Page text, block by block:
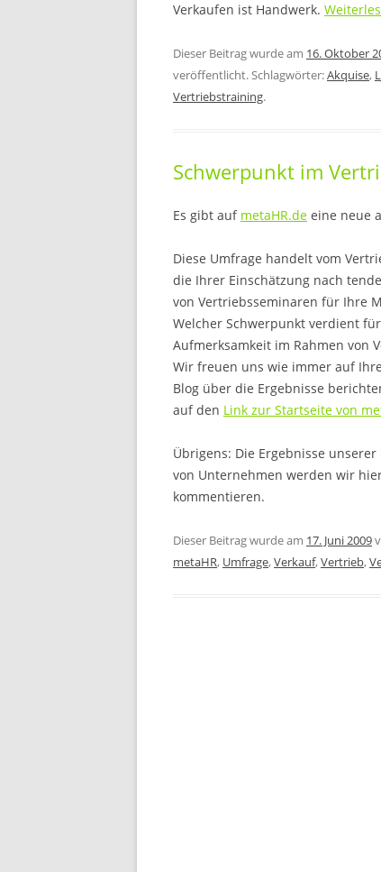
Verkaufen ist Handwerk.
Dieser Beitrag wurde am 16. Oktober
veröffentlicht. Schlagwörter:Akquise,
Vertriebstraining.
Schwerpunkt im
Es gibt auf metaHR.de eine neue
Diese Umfrage handelt vom
die Ihrer Einschätzung nach
von Vertriebsseminaren für Ihre
Welcher Schwerpunkt verdient
Aufmerksamkeit im Rahmen von
Wir freuen uns wie immer auf
Blog über die Ergebnisse
auf den Link zur Startseite von
Übrigens: Die Ergebnisse
von Unternehmen werden wir
kommentieren.
Dieser Beitrag wurde am 17. Juni 2009
metaHR, Umfrage,Verkauf,Vertrieb,